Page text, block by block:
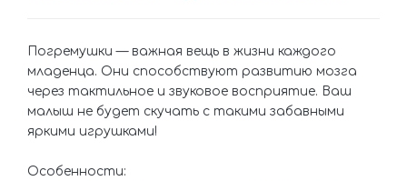
Погремушки — важная вещь в жизни каждого
младенца. Они способствуют развитию мозга
через тактильное и звуковое восприятие. Ваш
малыш не будет скучать с такими забавными
яркими игрушками!
Особенности: